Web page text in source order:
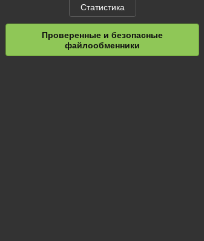
Статистика
Проверенные и безопасные
файлообменники